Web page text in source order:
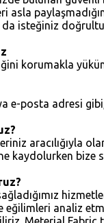
isteğiniz
korumakla
e-posta adresi
aracılığıyla
kaydolurken bize
eğilimleri analiz